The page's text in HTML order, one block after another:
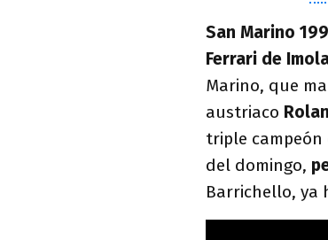
San Marino
Ferrari de
Marino, que
austriaco
triple
del domingo,
Barrichello, ya